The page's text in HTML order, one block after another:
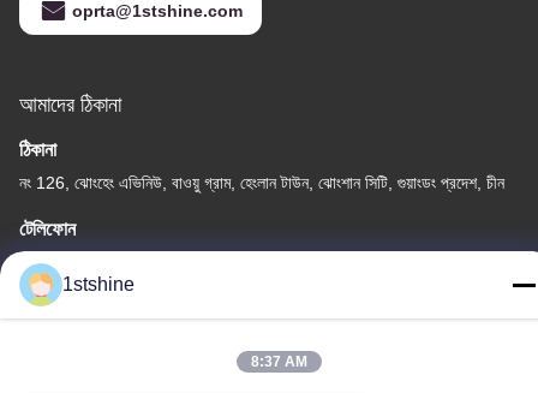
oprta@1stshine.com
আমাদের ঠিকানা
ঠিকানা
নং 126, ঝোংহেং এভিনিউ, বাওয়ু গ্রাম, হেংলান টাউন, ঝোংশান সিটি, গুয়াংডং প্রদেশ, চীন
টেলিফোন
86--18126432925
1stshine
8:37 AM